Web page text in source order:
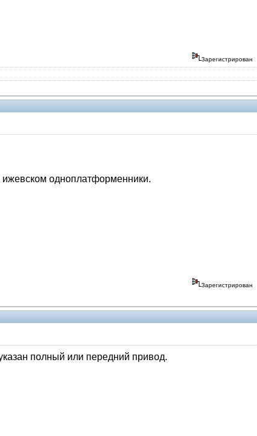
Зарегистрирован
ижевском одноплатформенники.
Зарегистрирован
полный или передний привод.